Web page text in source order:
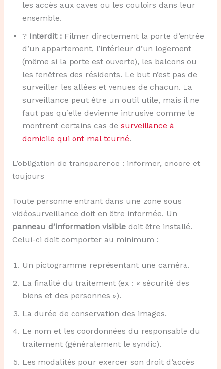
les accès aux caves ou les couloirs dans leur
ensemble.
? Interdit :Filmer directement la porte d’entrée
d’un appartement, l’intérieur d’un logement
(même si la porte est ouverte), les balcons ou
les fenêtres des résidents. Le but n’est pas de
surveiller les allées et venues de chacun. La
surveillance peut être un outil utile, mais il ne
faut pas qu’elle devienne intrusive comme le
montrent certains cas de surveillance à
domicile qui ont mal tourné.
L’obligation de transparence : informer, encore et
toujours
Toute personne entrant dans une zone sous
vidéosurveillance doit en être informée. Un
panneau d’information visibledoit être installé.
Celui-ci doit comporter au minimum :
Un pictogramme représentant une caméra.
La finalité du traitement (ex : « sécurité des
biens et des personnes »).
La durée de conservation des images.
Le nom et les coordonnées du responsable du
traitement (généralement le syndic).
Les modalités pour exercer son droit d’accès